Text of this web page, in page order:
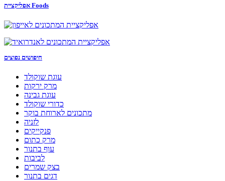
אפליקציית Foods
חיפושים נפוצים
עוגת שוקולד
מרק ירקות
עוגת גבינה
כדורי שוקולד
מתכונים לארוחת בוקר
לזניה
פנקייקים
מרק כתום
עוף בתנור
לביבות
בצק שמרים
דגים בתנור